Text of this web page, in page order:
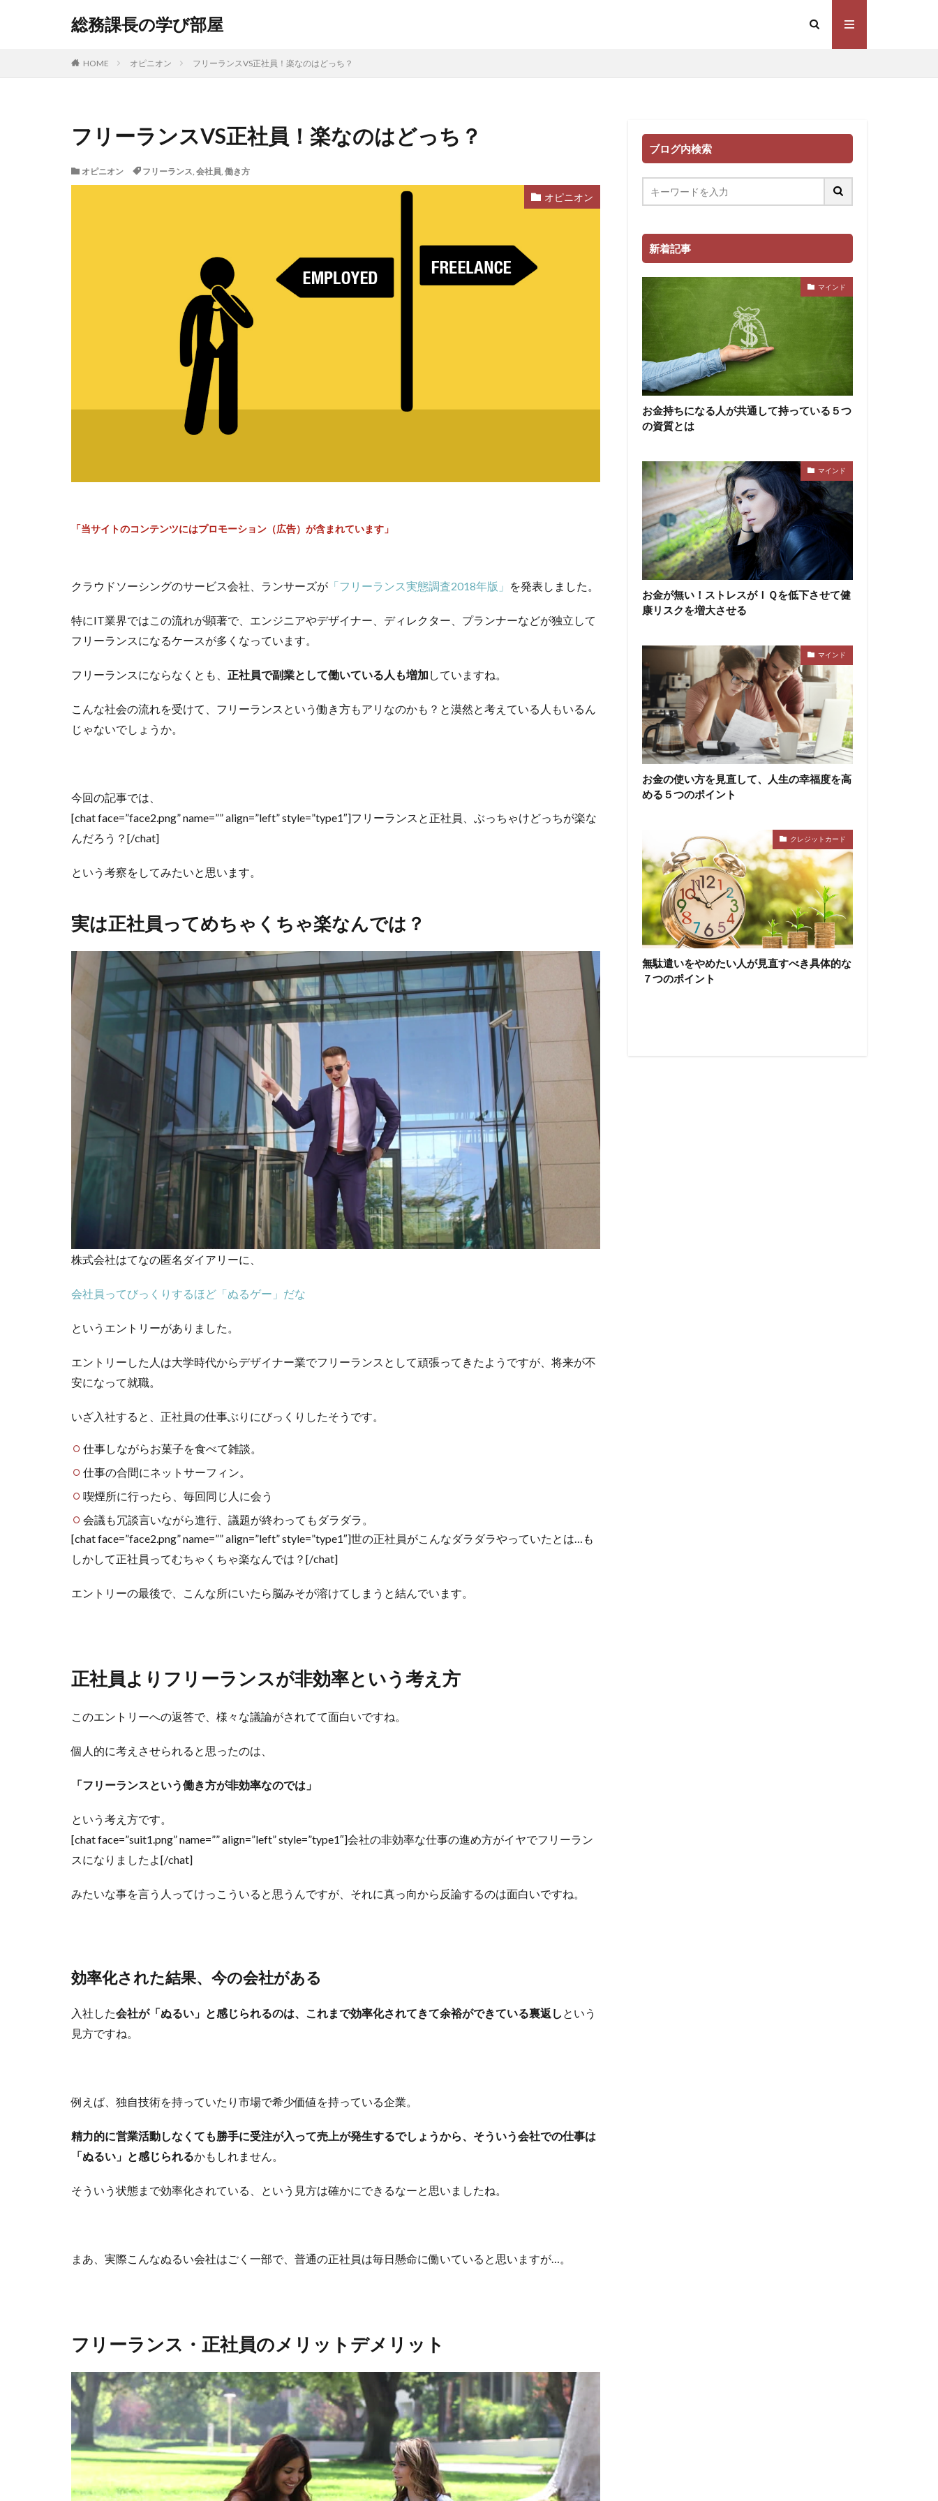
総務課長の学び部屋
HOME オピニオン フリーランスVS正社員！楽なのはどっち？
フリーランスVS正社員！楽なのはどっち？
オピニオン フリーランス, 会社員, 働き方
オピニオン
「当サイトのコンテンツにはプロモーション（広告）が含まれています」
クラウドソーシングのサービス会社、ランサーズが 「フリーランス実態調査2018年版」 を発表しました。
特にIT業界ではこの流れが顕著で、エンジニアやデザイナー、ディレクター、プランナーなどが独立して
フリーランスになるケースが多くなっています。
フリーランスにならなくとも、 正社員で副業として働いている人も増加 していますね。
こんな社会の流れを受けて、フリーランスという働き方もアリなのかも？と漠然と考えている人もいるん
じゃないでしょうか。
今回の記事では、
[chat face=”face2.png” name=”” align=”left” style=”type1″]フリーランスと正社員、ぶっちゃけどっちが楽な
んだろう？[/chat]
という考察をしてみたいと思います。
実は正社員ってめちゃくちゃ楽なんでは？
株式会社はてなの匿名ダイアリーに、
会社員ってびっくりするほど「ぬるゲー」だな
というエントリーがありました。
エントリーした人は大学時代からデザイナー業でフリーランスとして頑張ってきたようですが、将来が不
安になって就職。
いざ入社すると、正社員の仕事ぶりにびっくりしたそうです。
仕事しながらお菓子を食べて雑談。
仕事の合間にネットサーフィン。
喫煙所に行ったら、毎回同じ人に会う
会議も冗談言いながら進行、議題が終わってもダラダラ。
[chat face=”face2.png” name=”” align=”left” style=”type1″]世の正社員がこんなダラダラやっていたとは…も
しかして正社員ってむちゃくちゃ楽なんでは？[/chat]
エントリーの最後で、こんな所にいたら脳みそが溶けてしまうと結んでいます。
正社員よりフリーランスが非効率という考え方
このエントリーへの返答で、様々な議論がされてて面白いですね。
個人的に考えさせられると思ったのは、
「フリーランスという働き方が非効率なのでは」
という考え方です。
[chat face=”suit1.png” name=”” align=”left” style=”type1″]会社の非効率な仕事の進め方がイヤでフリーラン
スになりましたよ[/chat]
みたいな事を言う人ってけっこういると思うんですが、それに真っ向から反論するのは面白いですね。
効率化された結果、今の会社がある
入社した会社が「ぬるい」と感じられるのは、 これまで効率化されてきて余裕ができている裏返し という
見方ですね。
例えば、独自技術を持っていたり市場で希少価値を持っている企業。
精力的に営業活動しなくても勝手に受注が入って売上が発生するでしょうから、そういう会社での仕事は
「ぬるい」と感じられるかもしれません。
そういう状態まで効率化されている、という見方は確かにできるなーと思いましたね。
まあ、実際こんなぬるい会社はごく一部で、普通の正社員は毎日懸命に働いていると思いますが…。
フリーランス・正社員のメリットデメリット
ブログ内検索
新着記事
マインド
お金持ちになる人が共通して持っている５つ
の資質とは
マインド
お金が無い！ストレスがＩＱを低下させて健
康リスクを増大させる
マインド
お金の使い方を見直して、人生の幸福度を高
める５つのポイント
クレジットカード
無駄遣いをやめたい人が見直すべき具体的な
７つのポイント